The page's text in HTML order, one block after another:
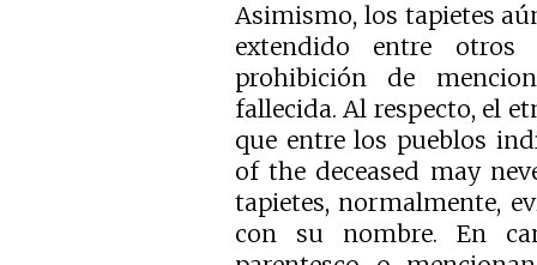
Asimismo, los tapietes
extendido entre otros
prohibición de
fallecida. Al respecto, el
que entre los pueblos
of the deceased may
tapietes, normalmente,
con su nombre. En